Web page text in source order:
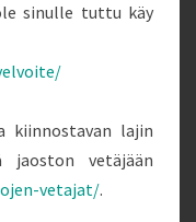
sinulle tuttu käy
kiinnostavan lajin
jaoston vetäjään
vetajat/.